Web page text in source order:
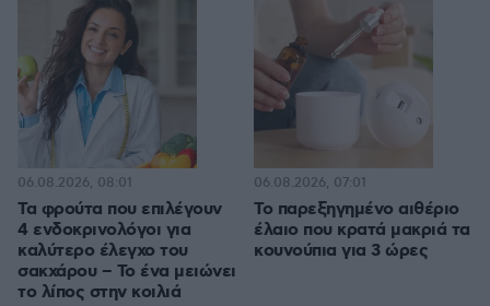
Τα φρούτα που επιλέγουν
4 ενδοκρινολόγοι για
καλύτερο έλεγχο του
σακχάρου – Το ένα μειώνει
το λίπος στην κοιλιά
06.08.2026, 08:01
Το παρεξηγημένο αιθέριο
έλαιο που κρατά μακριά τα
κουνούπια για 3 ώρες
06.08.2026, 07:01